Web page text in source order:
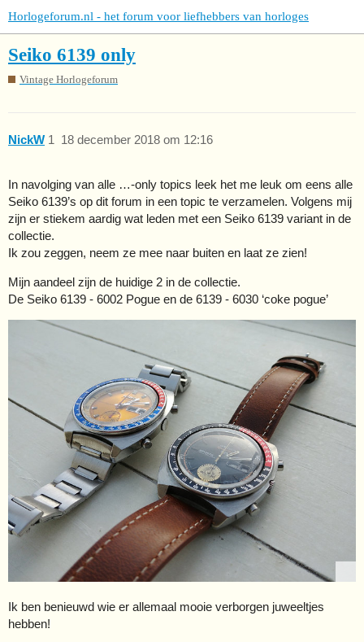
Horlogeforum.nl - het forum voor liefhebbers van horloges
Seiko 6139 only
Vintage Horlogeforum
NickW 18 december 2018 om 12:16
1
In navolging van alle …-only topics leek het me leuk om eens alle
Seiko 6139’s op dit forum in een topic te verzamelen. Volgens mij
zijn er stiekem aardig wat leden met een Seiko 6139 variant in de
collectie.
Ik zou zeggen, neem ze mee naar buiten en laat ze zien!
Mijn aandeel zijn de huidige 2 in de collectie.
De Seiko 6139 - 6002 Pogue en de 6139 - 6030 ‘coke pogue’
Ik ben benieuwd wie er allemaal mooie verborgen juweeltjes
hebben!